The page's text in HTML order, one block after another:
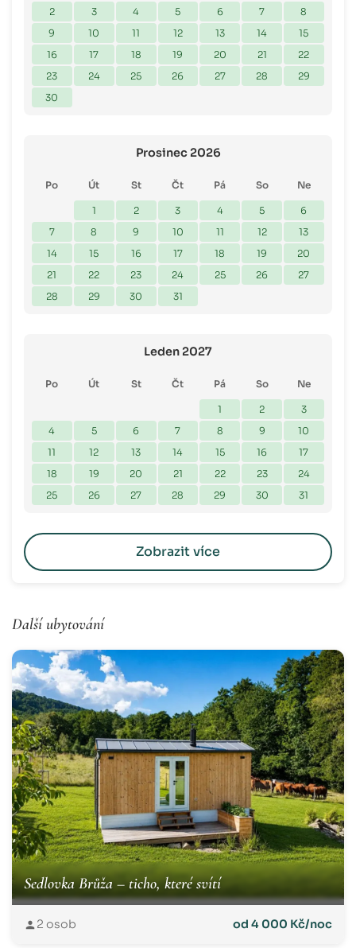
2
3 4 5 6 7
8
9
10 11 12 13 14
15
16
17 18 19 20 21
22
23
24 25 26 27 28
29
30
Prosinec 2026
Po Út St Čt Pá So Ne
1 2 3 4 5
6
7
8 9 10 11 12
13
14
15 16 17 18 19
20
21
22 23 24 25 26
27
28
29 30 31
Leden 2027
Po Út St Čt Pá So Ne
1 2
3
4
5 6 7 8 9
10
11
12 13 14 15 16
17
18
19 20 21 22 23
24
25
26 27 28 29 30 31
Zobrazit více
Další ubytování
Sedlovka Brůža – ticho, které svítí
2 osob od 4 000 Kč/noc